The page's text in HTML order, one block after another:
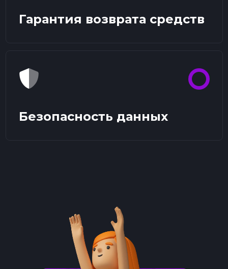
Гарантия возврата средств
Безопасность данных